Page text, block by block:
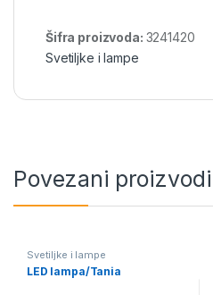
Šifra proizvoda: 3241420
Svetiljke i lampe
Povezani proizvodi
Svetiljke i lampe
LED lampa/Tania